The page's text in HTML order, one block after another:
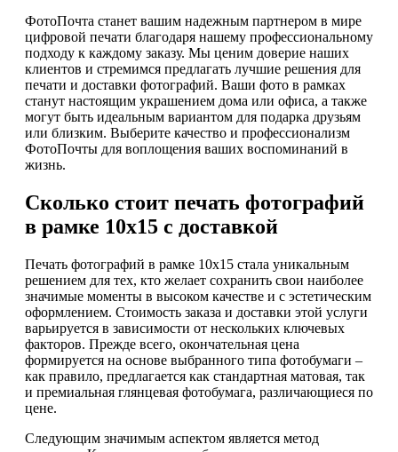
ФотоПочта станет вашим надежным партнером в мире
цифровой печати благодаря нашему профессиональному
подходу к каждому заказу. Мы ценим доверие наших
клиентов и стремимся предлагать лучшие решения для
печати и доставки фотографий. Ваши фото в рамках
станут настоящим украшением дома или офиса, а также
могут быть идеальным вариантом для подарка друзьям
или близким. Выберите качество и профессионализм
ФотоПочты для воплощения ваших воспоминаний в
жизнь.
Сколько стоит печать фотографий
в рамке 10х15 с доставкой
Печать фотографий в рамке 10х15 стала уникальным
решением для тех, кто желает сохранить свои наиболее
значимые моменты в высоком качестве и с эстетическим
оформлением. Стоимость заказа и доставки этой услуги
варьируется в зависимости от нескольких ключевых
факторов. Прежде всего, окончательная цена
формируется на основе выбранного типа фотобумаги –
как правило, предлагается как стандартная матовая, так
и премиальная глянцевая фотобумага, различающиеся по
цене.
Следующим значимым аспектом является метод